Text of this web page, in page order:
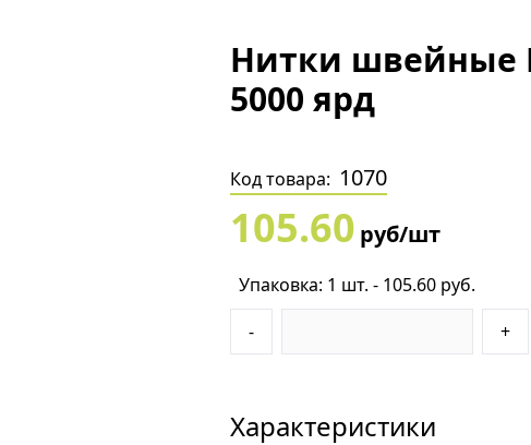
Нитки швейные
5000 ярд
Код товара: 1070
105.60 руб/шт
Упаковка: 1 шт. - 105.60 руб.
-
+
Характеристики